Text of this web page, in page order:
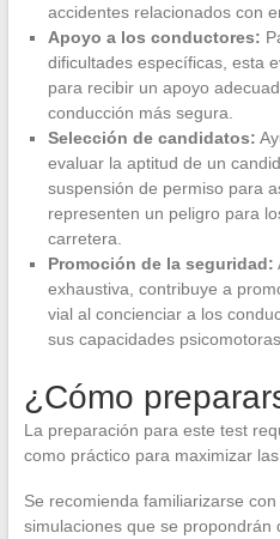
accidentes relacionados con
Apoyo a los conductores:
dificultades específicas, esta
para recibir un apoyo
conducción más segura.
Selección de candidatos:
evaluar la aptitud de un
suspensión de permiso para
representen un peligro para
carretera.
Promoción de la seguridad:
exhaustiva, contribuye a
vial al concienciar a los
sus capacidades psicomotoras.
¿Cómo
La preparación para este test
como práctico para maximizar
Se recomienda familiarizarse
simulaciones que se propondrán